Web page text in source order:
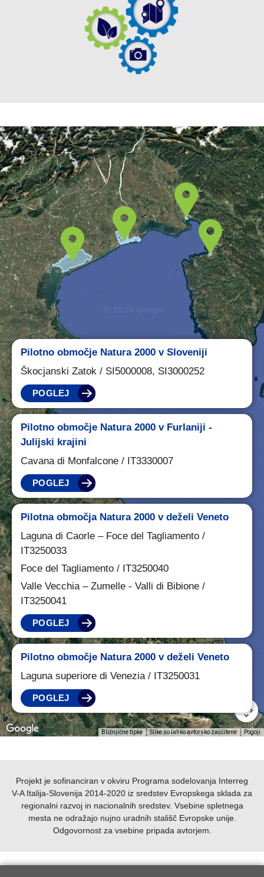
Bližnjične tipke Slike so lahko avtorsko zaščitene Pogoji
Pilotno območje Natura 2000 v Sloveniji
Škocjanski Zatok / SI5000008, SI3000252
POGLEJ
Pilotno območje Natura 2000 v Furlaniji -
Julijski krajini
Cavana di Monfalcone / IT3330007
POGLEJ
Pilotna območja Natura 2000 v deželi Veneto
Laguna di Caorle – Foce del Tagliamento /
IT3250033
Foce del Tagliamento / IT3250040
Valle Vecchia – Zumelle - Valli di Bibione /
IT3250041
POGLEJ
Pilotno območje Natura 2000 v deželi Veneto
Laguna superiore di Venezia / IT3250031
POGLEJ
Projekt je sofinanciran v okviru Programa sodelovanja Interreg
V-A Italija-Slovenija 2014-2020 iz sredstev Evropskega sklada za
regionalni razvoj in nacionalnih sredstev. Vsebine spletnega
mesta ne odražajo nujno uradnih stališč Evropske unije.
Odgovornost za vsebine pripada avtorjem.